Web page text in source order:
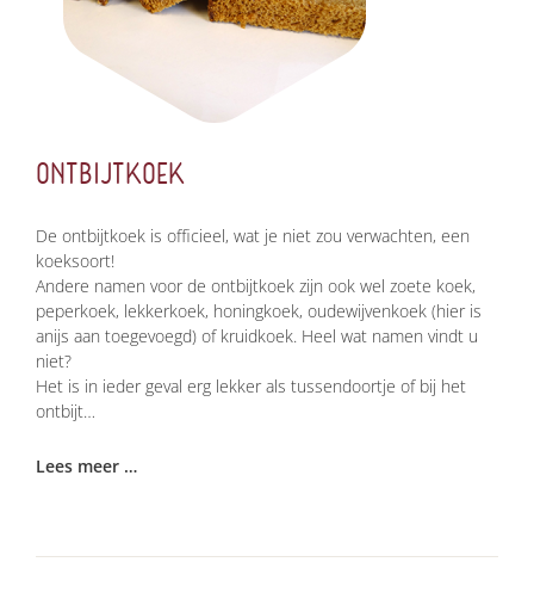
ONTBIJTKOEK
De ontbijtkoek is officieel, wat je niet zou verwachten, een
koeksoort!
Andere namen voor de ontbijtkoek zijn ook wel zoete koek,
peperkoek, lekkerkoek, honingkoek, oudewijvenkoek (hier is
anijs aan toegevoegd) of kruidkoek. Heel wat namen vindt u
niet?
Het is in ieder geval erg lekker als tussendoortje of bij het
ontbijt…
Lees meer …